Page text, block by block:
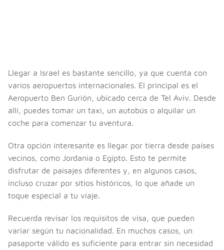
Llegar a Israel es bastante sencillo, ya que cuenta con
varios aeropuertos internacionales. El principal es el
Aeropuerto Ben Gurión, ubicado cerca de Tel Aviv. Desde
allí, puedes tomar un taxi, un autobús o alquilar un
coche para comenzar tu aventura.
Otra opción interesante es llegar por tierra desde países
vecinos, como Jordania o Egipto. Esto te permite
disfrutar de paisajes diferentes y, en algunos casos,
incluso cruzar por sitios históricos, lo que añade un
toque especial a tu viaje.
Recuerda revisar los requisitos de visa, que pueden
variar según tu nacionalidad. En muchos casos, un
pasaporte válido es suficiente para entrar sin necesidad